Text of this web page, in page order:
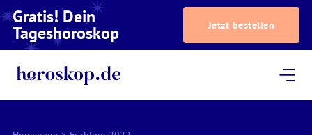
Gratis! Dein
Tageshoroskop Jetzt bestellen